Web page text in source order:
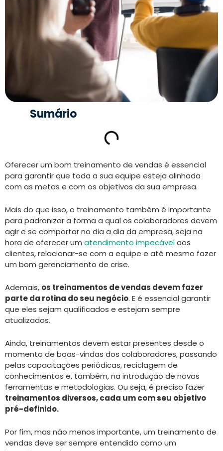
Sumário
Oferecer um bom treinamento de vendas é essencial
para garantir que toda a sua equipe esteja alinhada
com as metas e com os objetivos da sua empresa.
Mais do que isso, o treinamento também é importante
para padronizar a forma a qual os colaboradores devem
agir e se comportar no dia a dia da empresa, seja na
hora de oferecer um atendimento impecávelaos
clientes, relacionar-se com a equipe e até mesmo fazer
um bom gerenciamento de crise.
Ademais, os treinamentos de vendas devem fazer
parte da rotina do seu negócio. E é essencial garantir
que eles sejam qualificados e estejam sempre
atualizados.
Ainda, treinamentos devem estar presentes desde o
momento de boas-vindas dos colaboradores, passando
pelas capacitações periódicas, reciclagem de
conhecimentos e, também, na introdução de novas
ferramentas e metodologias. Ou seja, é preciso fazer
treinamentos diversos, cada um com seu objetivo
pré-definido.
Por fim, mas não menos importante, um treinamento de
vendas deve ser sempre entendido como um